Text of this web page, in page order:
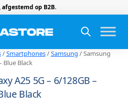
op B2B.
/Smartphones/Samsung / Samsung
Blue Black
A25 5G – 6/128GB –
Black